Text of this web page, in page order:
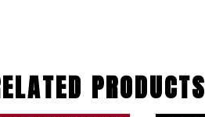
PRODUCTS